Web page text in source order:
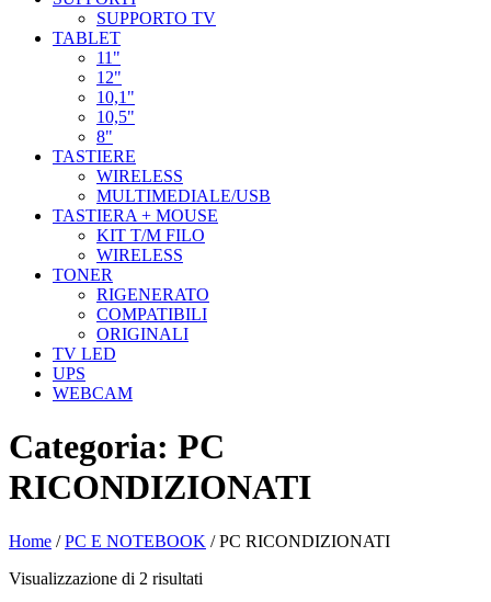
SUPPORTO TV
TABLET
11"
12"
10,1"
10,5"
8"
TASTIERE
WIRELESS
MULTIMEDIALE/USB
TASTIERA + MOUSE
KIT T/M FILO
WIRELESS
TONER
RIGENERATO
COMPATIBILI
ORIGINALI
TV LED
UPS
WEBCAM
Categoria: PC
RICONDIZIONATI
Home /PC E NOTEBOOK / PC RICONDIZIONATI
Visualizzazione di 2 risultati